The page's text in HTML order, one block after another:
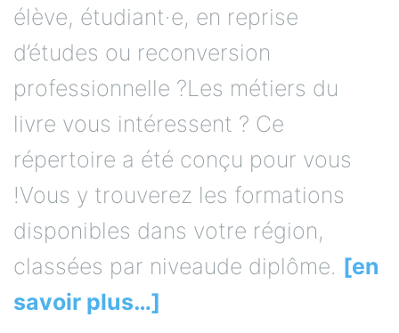
élève, étudiant·e, en reprise
d’études ou reconversion
professionnelle ?Les métiers du
livre vous intéressent ? Ce
répertoire a été conçu pour vous
!Vous y trouverez les formations
disponibles dans votre région,
classées par niveaude diplôme. [en
savoir plus…]